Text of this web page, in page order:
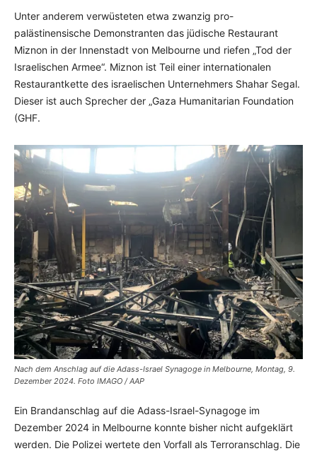
Unter anderem verwüsteten etwa zwanzig pro-
palästinensische Demonstranten das jüdische Restaurant
Miznon in der Innenstadt von Melbourne und riefen „Tod der
Israelischen Armee“. Miznon ist Teil einer internationalen
Restaurantkette des israelischen Unternehmers Shahar Segal.
Dieser ist auch Sprecher der „Gaza Humanitarian Foundation
(GHF.
Nach dem Anschlag auf die Adass-Israel Synagoge in Melbourne, Montag, 9.
Dezember 2024. Foto IMAGO / AAP
Ein Brandanschlag auf die Adass-Israel-Synagoge im
Dezember 2024 in Melbourne konnte bisher nicht aufgeklärt
werden. Die Polizei wertete den Vorfall als Terroranschlag. Die